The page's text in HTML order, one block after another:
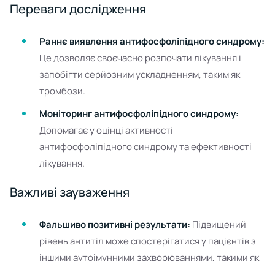
Переваги дослідження
Раннє виявлення антифосфоліпідного синдрому:
Це дозволяє своєчасно розпочати лікування і
запобігти серйозним ускладненням, таким як
тромбози.
Моніторинг антифосфоліпідного синдрому:
Допомагає у оцінці активності
антифосфоліпідного синдрому та ефективності
лікування.
Важливі зауваження
Фальшиво позитивні результати: Підвищений
рівень антитіл може спостерігатися у пацієнтів з
іншими аутоімунними захворюваннями, такими як